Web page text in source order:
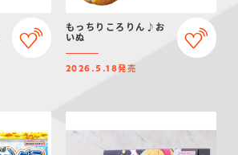
もっちりころりん♪お
いぬ
2026.5.18発売